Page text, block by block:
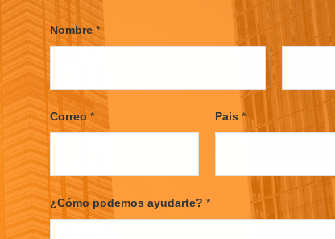
Nombre *
r
s
s
t
Correo * Pais *
¿Cómo podemos ayudarte? *